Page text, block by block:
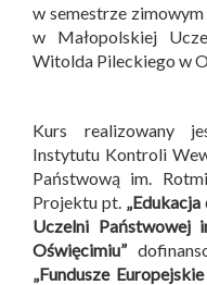
w semestrze
w Małopolskiej
Witolda Pileckiego w
Kurs realizowany
Instytutu Kontroli
Państwową im.
Projektu pt.
Uczelni Państwowej
Oświęcimiu”
„Fundusze